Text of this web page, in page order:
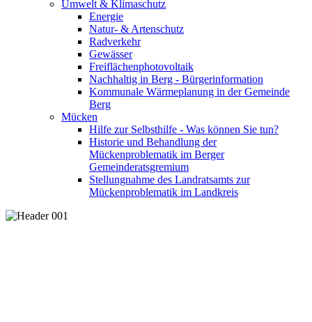
Umwelt & Klimaschutz
Energie
Natur- & Artenschutz
Radverkehr
Gewässer
Freiflächenphotovoltaik
Nachhaltig in Berg - Bürgerinformation
Kommunale Wärmeplanung in der Gemeinde
Berg
Mücken
Hilfe zur Selbsthilfe - Was können Sie tun?
Historie und Behandlung der
Mückenproblematik im Berger
Gemeinderatsgremium
Stellungnahme des Landratsamts zur
Mückenproblematik im Landkreis